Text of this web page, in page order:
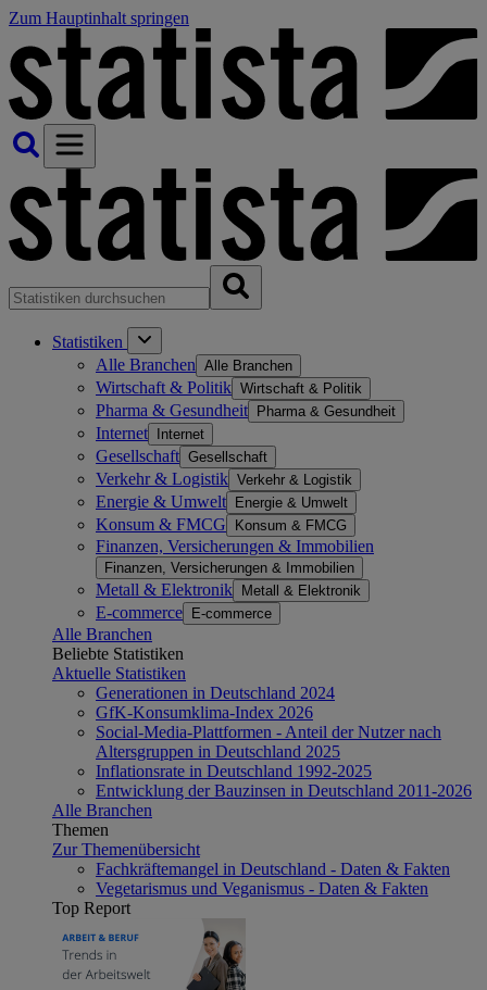
Zum Hauptinhalt springen
Statistiken
Alle Branchen Alle Branchen
Wirtschaft & Politik Wirtschaft & Politik
Pharma & Gesundheit Pharma & Gesundheit
Internet Internet
Gesellschaft Gesellschaft
Verkehr & Logistik Verkehr & Logistik
Energie & Umwelt Energie & Umwelt
Konsum & FMCG Konsum & FMCG
Finanzen, Versicherungen & Immobilien
Finanzen, Versicherungen & Immobilien
Metall & Elektronik Metall & Elektronik
E-commerce E-commerce
Alle Branchen
Beliebte Statistiken
Aktuelle Statistiken
Generationen in Deutschland 2024
GfK-Konsumklima-Index 2026
Social-Media-Plattformen - Anteil der Nutzer nach
Altersgruppen in Deutschland 2025
Inflationsrate in Deutschland 1992-2025
Entwicklung der Bauzinsen in Deutschland 2011-2026
Alle Branchen
Themen
Zur Themenübersicht
Fachkräftemangel in Deutschland - Daten & Fakten
Vegetarismus und Veganismus - Daten & Fakten
Top Report